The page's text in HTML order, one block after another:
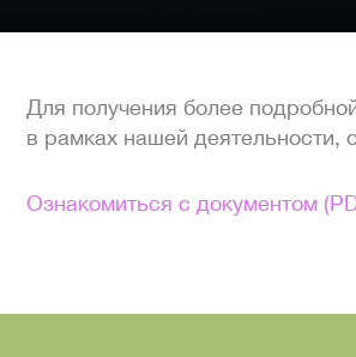
Для получения более
в рамках нашей деятельности,
Ознакомиться с документом